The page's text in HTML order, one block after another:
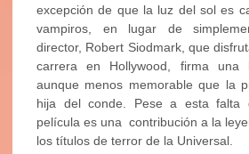
excepción de que la luz del sol es
vampiros, en lugar de
director, Robert Siodmark, que
carrera en Hollywood, firma una
aunque menos memorable que la
hija del conde. Pese a esta
película es una contribución a la
los títulos de terror de la Universal.